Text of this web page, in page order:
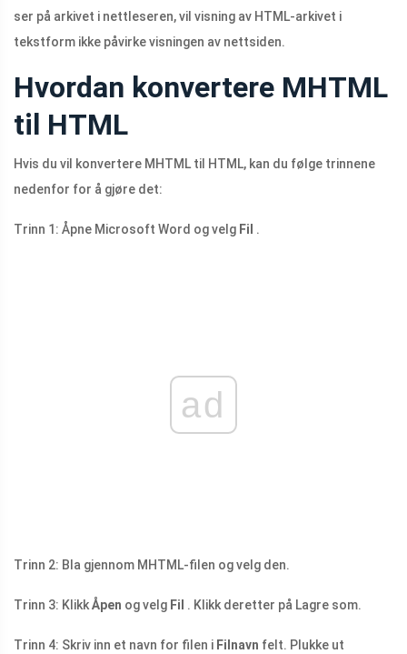
ser på arkivet i nettleseren, vil visning av HTML-arkivet i
tekstform ikke påvirke visningen av nettsiden.
Hvordan konvertere MHTML
til HTML
Hvis du vil konvertere MHTML til HTML, kan du følge trinnene
nedenfor for å gjøre det:
Trinn 1: Åpne Microsoft Word og velg Fil .
ad
Trinn 2: Bla gjennom MHTML-filen og velg den.
Trinn 3: KlikkÅpen og velg Fil . Klikk deretter på Lagre som.
Trinn 4: Skriv inn et navn for filen i Filnavn felt. Plukke ut